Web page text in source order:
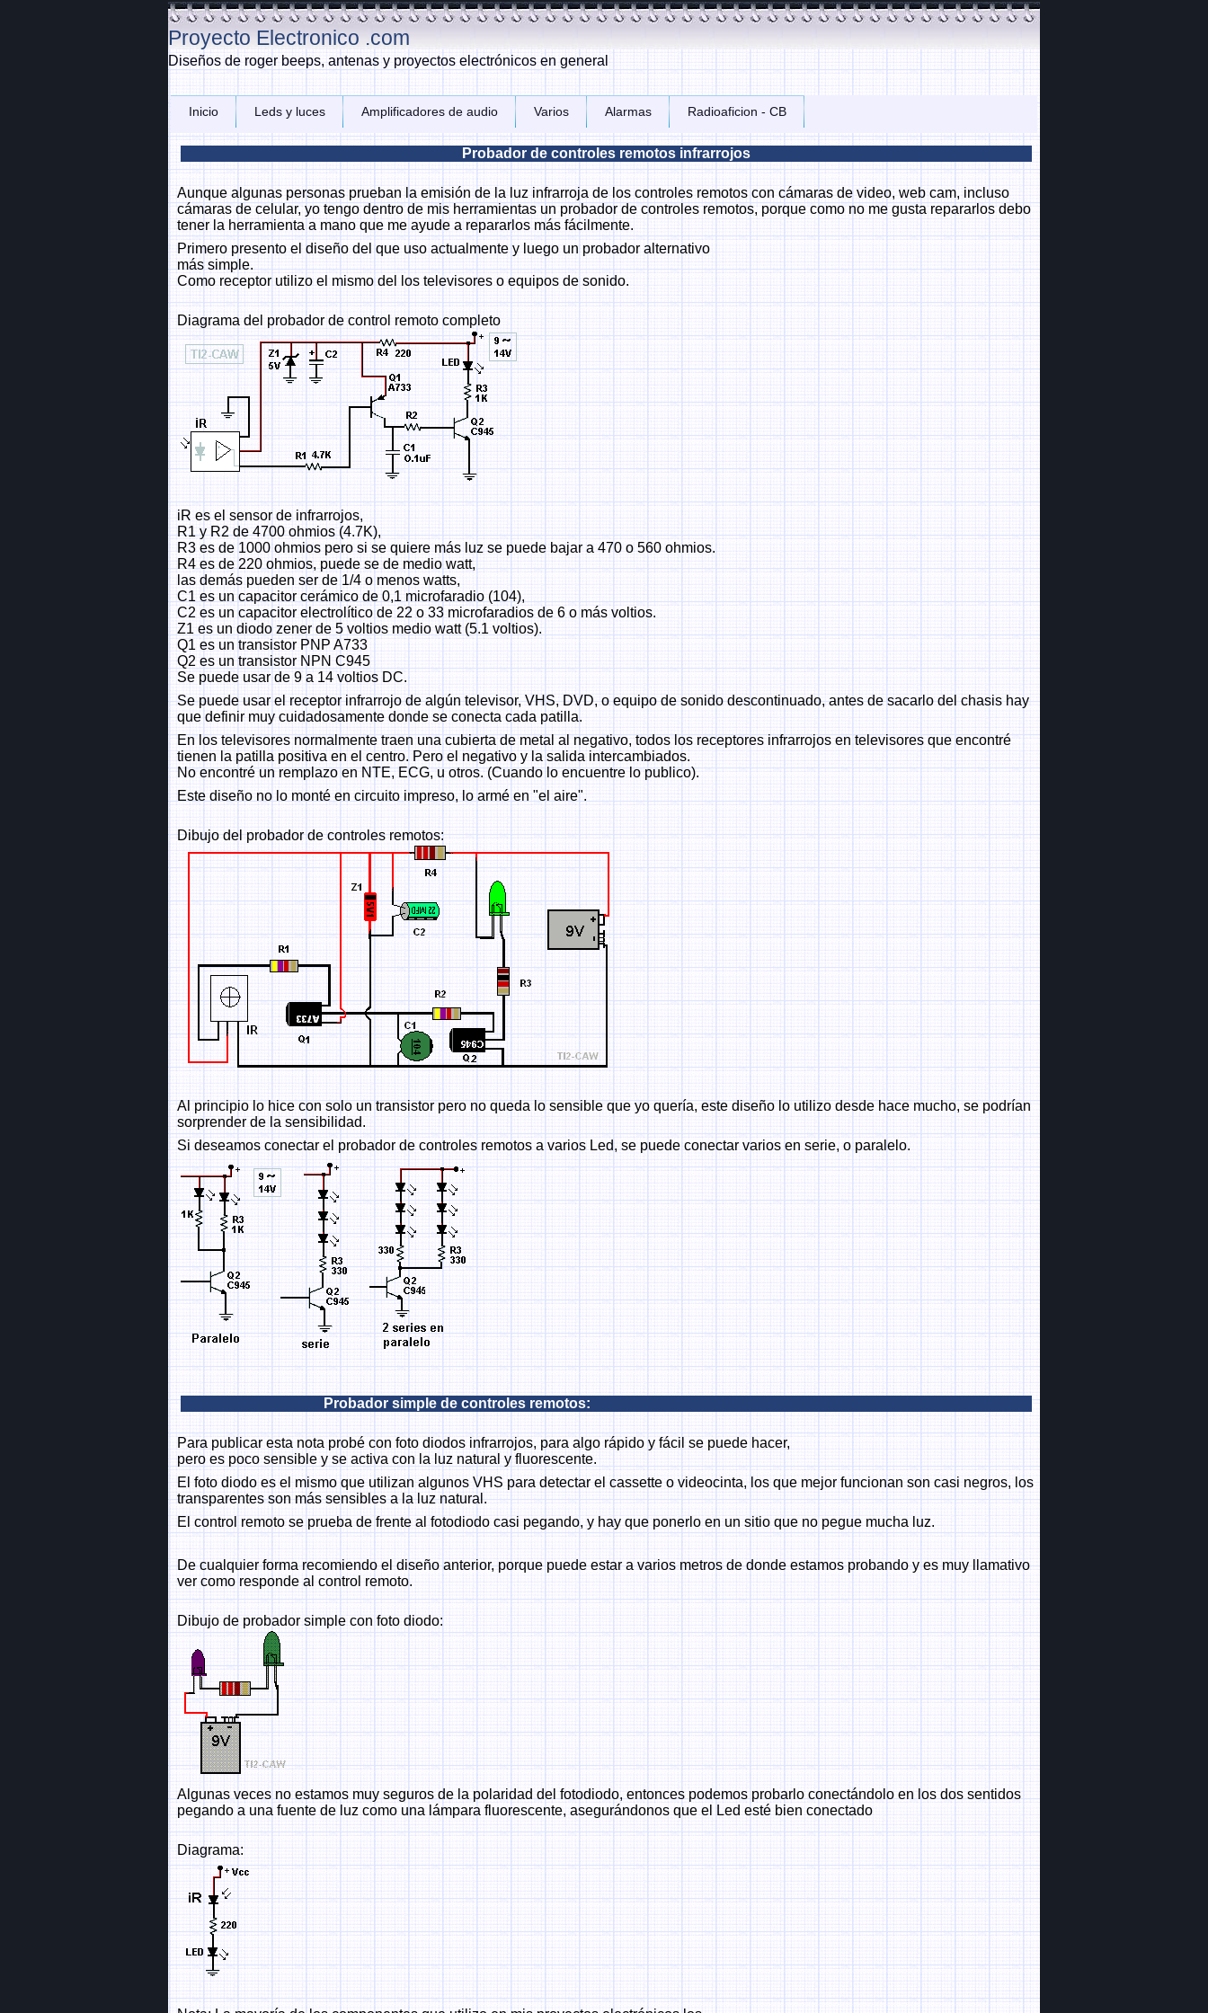
Proyecto Electronico .com
Diseños de roger beeps, antenas y proyectos electrónicos en general
Inicio Leds y luces Amplificadores de audio Varios Alarmas Radioaficion - CB
Probador de controles remotos infrarrojos
Aunque algunas personas prueban la emisión de la luz infrarroja de los controles remotos con cámaras de video, web cam, incluso
cámaras de celular, yo tengo dentro de mis herramientas un probador de controles remotos, porque como no me gusta repararlos debo
tener la herramienta a mano que me ayude a repararlos más fácilmente.
Primero presento el diseño del que uso actualmente y luego un probador alternativo
más simple.
Como receptor utilizo el mismo del los televisores o equipos de sonido.
Diagrama del probador de control remoto completo
iR es el sensor de infrarrojos,
R1 y R2 de 4700 ohmios (4.7K),
R3 es de 1000 ohmios pero si se quiere más luz se puede bajar a 470 o 560 ohmios.
R4 es de 220 ohmios, puede se de medio watt,
las demás pueden ser de 1/4 o menos watts,
C1 es un capacitor cerámico de 0,1 microfaradio (104),
C2 es un capacitor electrolítico de 22 o 33 microfaradios de 6 o más voltios.
Z1 es un diodo zener de 5 voltios medio watt (5.1 voltios).
Q1 es un transistor PNP A733
Q2 es un transistor NPN C945
Se puede usar de 9 a 14 voltios DC.
Se puede usar el receptor infrarrojo de algún televisor, VHS, DVD, o equipo de sonido descontinuado, antes de sacarlo del chasis hay
que definir muy cuidadosamente donde se conecta cada patilla.
En los televisores normalmente traen una cubierta de metal al negativo, todos los receptores infrarrojos en televisores que encontré
tienen la patilla positiva en el centro. Pero el negativo y la salida intercambiados.
No encontré un remplazo en NTE, ECG, u otros. (Cuando lo encuentre lo publico).
Este diseño no lo monté en circuito impreso, lo armé en "el aire".
Dibujo del probador de controles remotos:
Al principio lo hice con solo un transistor pero no queda lo sensible que yo quería, este diseño lo utilizo desde hace mucho, se podrían
sorprender de la sensibilidad.
Si deseamos conectar el probador de controles remotos a varios Led, se puede conectar varios en serie, o paralelo.
Probador simple de controles remotos:
Para publicar esta nota probé con foto diodos infrarrojos, para algo rápido y fácil se puede hacer,
pero es poco sensible y se activa con la luz natural y fluorescente.
El foto diodo es el mismo que utilizan algunos VHS para detectar el cassette o videocinta, los que mejor funcionan son casi negros, los
transparentes son más sensibles a la luz natural.
El control remoto se prueba de frente al fotodiodo casi pegando, y hay que ponerlo en un sitio que no pegue mucha luz.
De cualquier forma recomiendo el diseño anterior, porque puede estar a varios metros de donde estamos probando y es muy llamativo
ver como responde al control remoto.
Dibujo de probador simple con foto diodo:
Algunas veces no estamos muy seguros de la polaridad del fotodiodo, entonces podemos probarlo conectándolo en los dos sentidos
pegando a una fuente de luz como una lámpara fluorescente, asegurándonos que el Led esté bien conectado
Diagrama: